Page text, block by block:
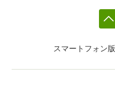
スマートフォン版